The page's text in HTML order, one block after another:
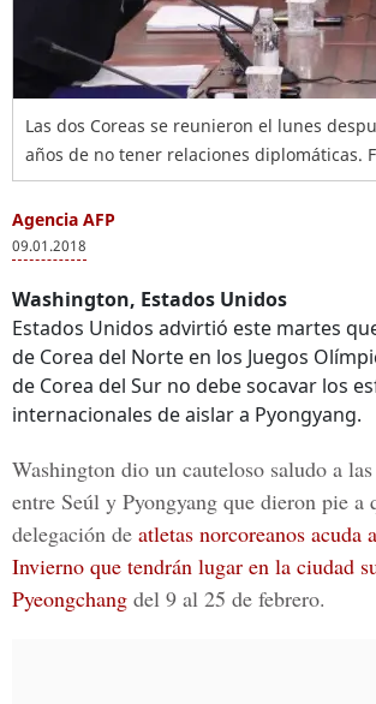
Las dos Coreas se reunieron el lunes
años de no tener relaciones diplomáticas.
Agencia AFP
09.01.2018
Washington, Estados Unidos
Estados Unidos advirtió este martes
de Corea del Norte en los Juegos
de Corea del Sur no debe socavar los
internacionales de aislar a Pyongyang.
Washington dio un cauteloso saludo a
entre Seúl y Pyongyang que dieron pie a
delegación de atletas norcoreanos acuda
Invierno que tendrán lugar en la ciudad
Pyeongchang del 9 al 25 de febrero.